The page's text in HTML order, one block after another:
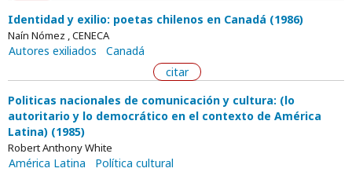
Identidad y exilio: poetas chilenos en Canadá (1986)
Naín Nómez , CENECA
Autores exiliados
Canadá
citar
Politicas nacionales de comunicación y cultura: (lo
autoritario y lo democrático en el contexto de América
Latina) (1985)
Robert Anthony White
América Latina
Política cultural